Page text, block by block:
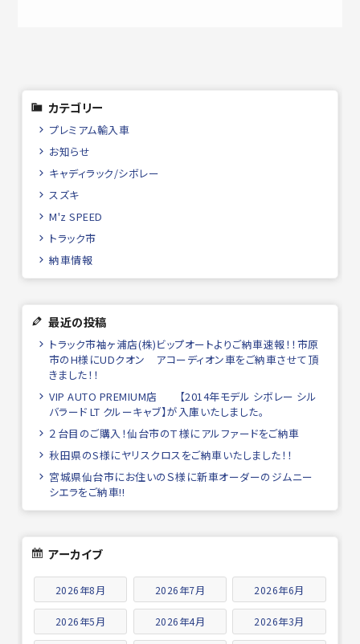
カテゴリー
プレミアム輸入車
お知らせ
キャディラック/シボレー
スズキ
M'z SPEED
トラック市
納車情報
最近の投稿
トラック市袖ヶ浦店(株)ビップオートよりご納車速報！！市原
市のH様にUDクオン アコーディオン車をご納車させて頂
きました！！
VIP AUTO PREMIUM店 【2014年モデル シボレー シル
バラード LT クルーキャブ】が入庫いたしました。
２台目のご購入！仙台市のＴ様にアルファードをご納車
秋田県のS様にヤリスクロスをご納車いたしました！！
宮城県仙台市にお住いのＳ様に新車オーダーのジムニー
シエラをご納車!!
アーカイブ
2026年8月 2026年7月 2026年6月
2026年5月 2026年4月 2026年3月